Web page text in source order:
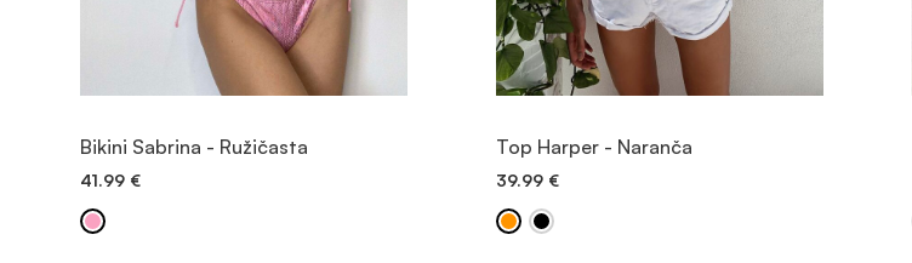
POGLEDAJTE PROIZVOD
Bikini Sabrina - Ružičasta
41.99 €
POGLEDAJTE PROIZVOD
Top Harper - Naranča
39.99 €